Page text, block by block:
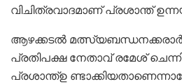
വിചിത്രവാദമാണ് പ്രശാന്ത്
ആഴക്കടൽ മത്സ്യബന്ധനക്കരാർ
പ്രതിപക്ഷ നേതാവ് രമേശ്
പ്രശാന്ത്ഉ